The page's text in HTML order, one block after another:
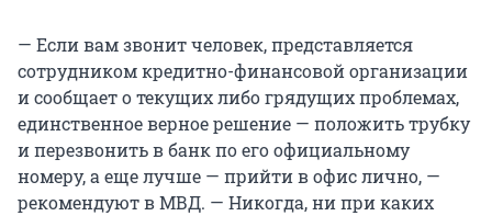
— Если вам звонит человек, представляется
сотрудником кредитно-финансовой организации
и сообщает о текущих либо грядущих проблемах,
единственное верное решение — положить трубку
и перезвонить в банк по его официальному
номеру, а еще лучше — прийти в офис лично, —
рекомендуют в МВД. — Никогда, ни при каких